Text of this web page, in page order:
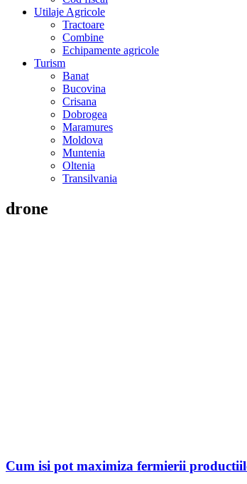
Utilaje Agricole
Tractoare
Combine
Echipamente agricole
Turism
Banat
Bucovina
Crisana
Dobrogea
Maramures
Moldova
Muntenia
Oltenia
Transilvania
drone
Cum isi pot maximiza fermierii